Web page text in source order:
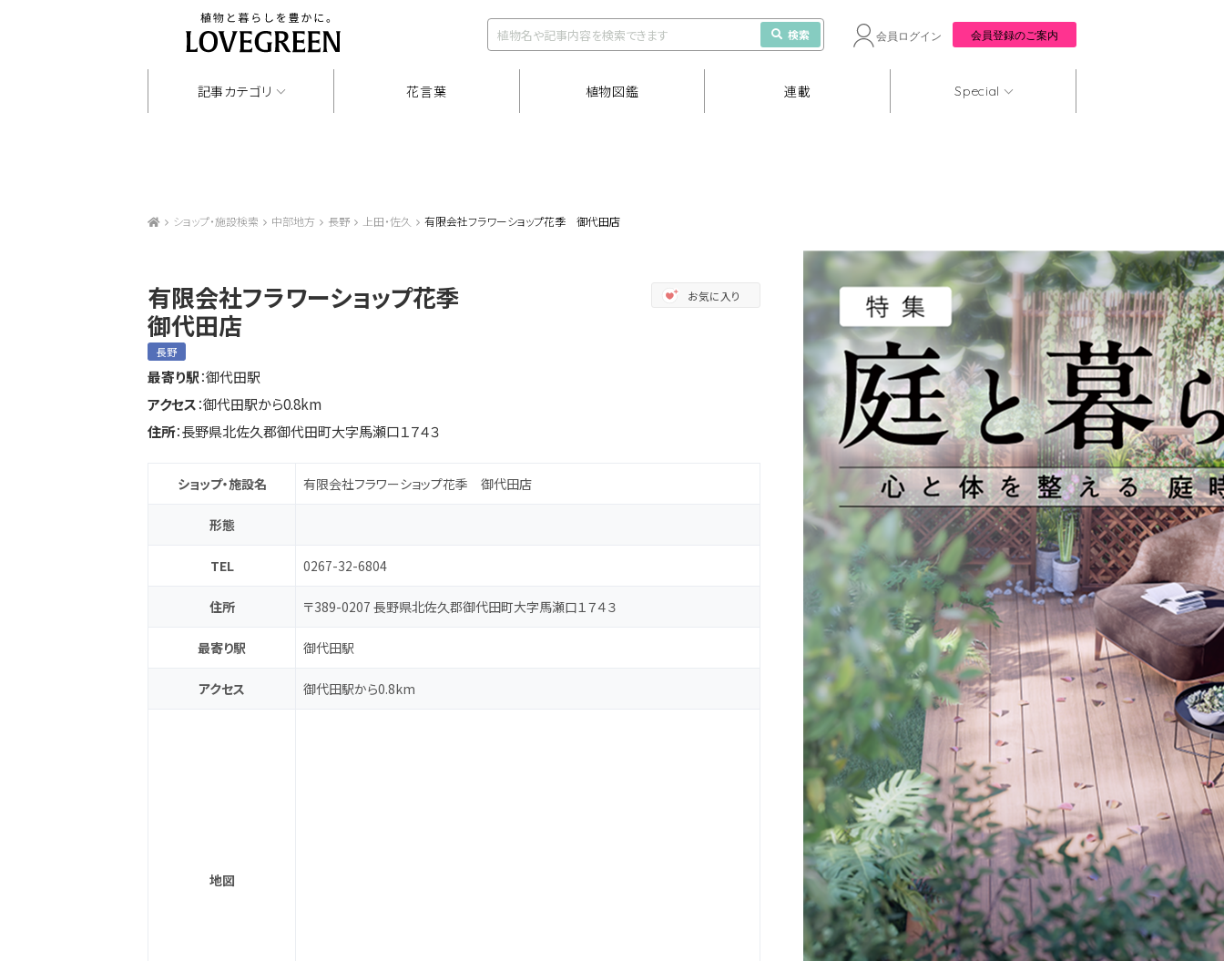
検索 会員ログイン 会員登録のご案内
記事カテゴリ 花言葉 植物図鑑 連載 Special
ショップ・施設検索 中部地方 長野 上田・佐久 有限会社フラワーショップ花季 御代田店
有限会社フラワーショップ花季
御代田店
お気に入り
長野
最寄り駅：御代田駅
アクセス：御代田駅から0.8km
住所：長野県北佐久郡御代田町大字馬瀬口１７４３
ショップ・施設名 有限会社フラワーショップ花季 御代田店
形態
TEL 0267-32-6804
住所 〒389-0207 長野県北佐久郡御代田町大字馬瀬口１７４３
最寄り駅 御代田駅
アクセス 御代田駅から0.8km
地図